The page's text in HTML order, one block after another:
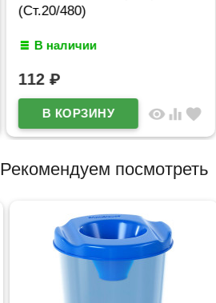
(Ст.20/480)
В наличии
112 ₽
visibilityequalizerfavorite
Рекомендуем посмотреть